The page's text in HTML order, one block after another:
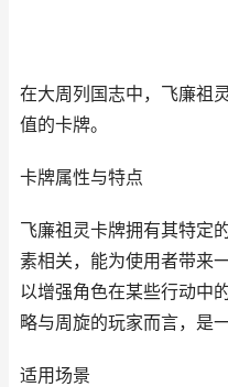
在大周列国志中，飞廉祖
值的卡牌。
卡牌属性与特点
飞廉祖灵卡牌拥有其特定
素相关，能为使用者带来
以增强角色在某些行动中
略与周旋的玩家而言，是
适用场景